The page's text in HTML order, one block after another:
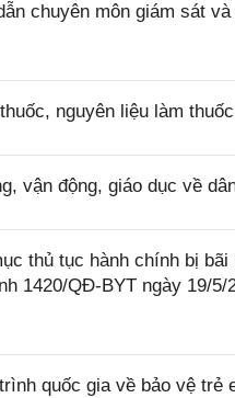
chuyên môn giám sát và
nguyên liệu làm thuốc
vận động, giáo dục về
thủ tục hành chính bị bãi
1420/QĐ-BYT ngày 19/5/
quốc gia về bảo vệ trẻ